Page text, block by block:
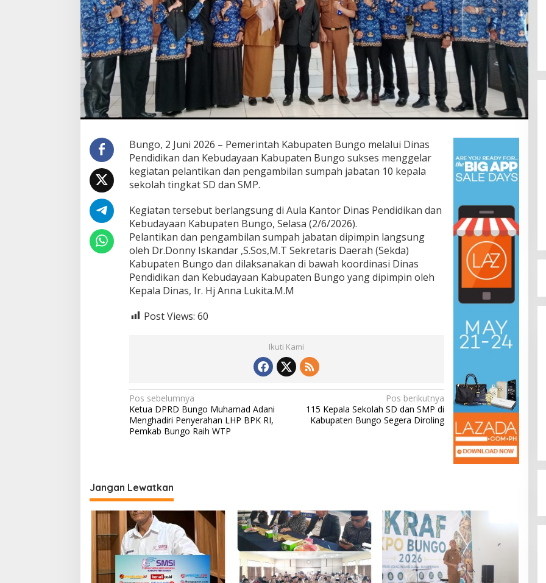
a
l
a
S
e
k
S
d
a
n
S
M
D
o
r
o
n
P
e
i
n
M
u
t
u
i
d
i
k
a
n
Bungo, 2 Juni 2026 – Pemerintah Kabupaten Bungo melalui Dinas
Pendidikan dan Kebudayaan Kabupaten Bungo sukses menggelar
kegiatan pelantikan dan pengambilan sumpah jabatan 10 kepala
sekolah tingkat SD dan SMP.
Kegiatan tersebut berlangsung di Aula Kantor Dinas Pendidikan dan
Kebudayaan Kabupaten Bungo, Selasa (2/6/2026).
Pelantikan dan pengambilan sumpah jabatan dipimpin langsung
oleh Dr.Donny Iskandar ,S.Sos,M.T Sekretaris Daerah (Sekda)
Kabupaten Bungo dan dilaksanakan di bawah koordinasi Dinas
Pendidikan dan Kebudayaan Kabupaten Bungo yang dipimpin oleh
Kepala Dinas, Ir. Hj Anna Lukita.M.M
Post Views: 60
Ikuti Kami
N
a
v
a
s
i
p
o
s
Pos sebelumnya
Ketua DPRD Bungo Muhamad Adani
Menghadiri Penyerahan LHP BPK RI,
Pemkab Bungo Raih WTP
Pos berikutnya
115 Kepala Sekolah SD dan SMP di
Kabupaten Bungo Segera Diroling
Jangan Lewatkan
115 Kepala Sekolah SD dan SMP di
Kabupaten Bungo Segera Diroling
Di ADVETORIAL, KRIMINAL, PENDIDIKAN,
POLITIK
| Juni 4, 2026